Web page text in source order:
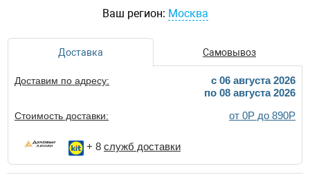
Ваш регион: Москва
Доставка Самовывоз
Доставим по адресу:
c 06 августа 2026
по 08 августа 2026
Стоимость доставки: от 0Р до 890Р
+ 8 служб доставки